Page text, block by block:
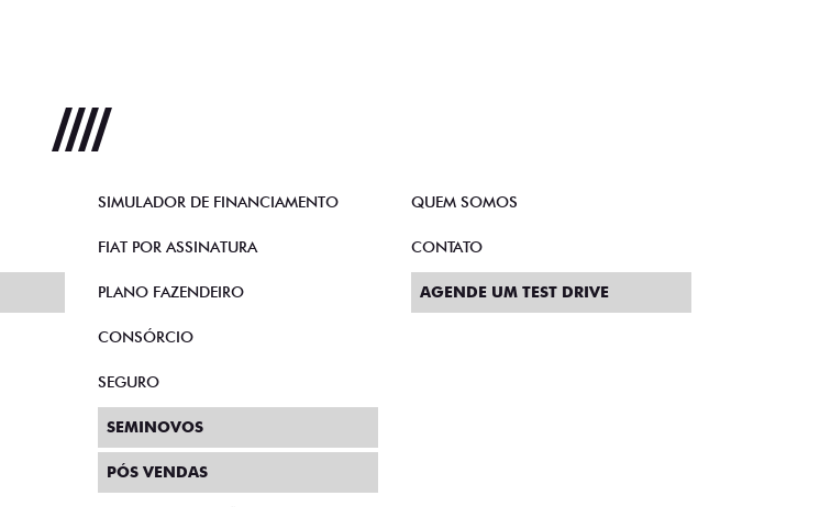
SIMULADOR DE FINANCIAMENTO
FIAT POR ASSINATURA
PLANO FAZENDEIRO
CONSÓRCIO
SEGURO
SEMINOVOS
PÓS VENDAS
QUEM SOMOS
CONTATO
AGENDE UM TEST DRIVE